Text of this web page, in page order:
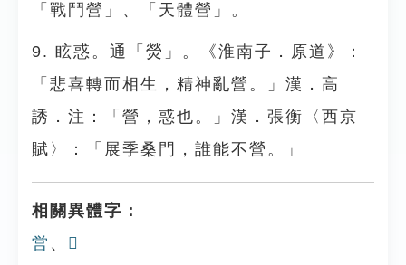
「戰鬥營」、「天體營」。
9. 眩惑。通「熒」。《淮南子．原道》：
「悲喜轉而相生，精神亂營。」漢．高
誘．注：「營，惑也。」漢．張衡〈西京
賦〉：「展季桑門，誰能不營。」
相關異體字：
営 、 𢄋